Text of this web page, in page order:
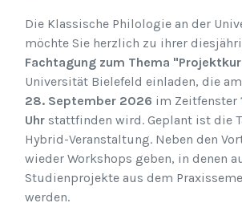
Die Klassische Philologie an der
möchte Sie herzlich zu ihrer
Fachtagung zum Thema
Universität Bielefeld einladen, die
28. September 2026 im Zeitfenster
Uhr stattfinden wird. Geplant ist die
Hybrid-Veranstaltung. Neben den
wieder Workshops geben, in denen
Studienprojekte aus dem
werden.